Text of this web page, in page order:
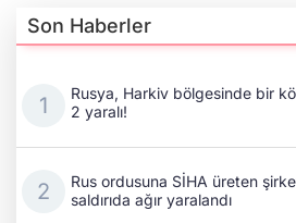
Son Haberler
Rusya, Harkiv bölgesinde bir
2 yaralı!
Rus ordusuna SİHA üreten
saldırıda ağır yaralandı